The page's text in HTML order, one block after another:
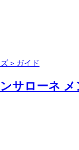
＞ガイド
サローネ